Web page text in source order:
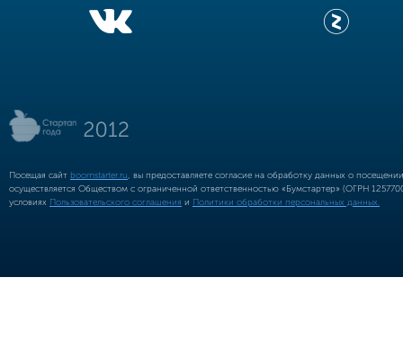
Посещая сайт boomstarter.ru , вы предоставляете согласие на обработку данных о
осуществляется Обществом с ограниченной ответственностью «Бумстартер» (ОГРН
условиях Пользовательского соглашения и Политики обработки персональных данных.